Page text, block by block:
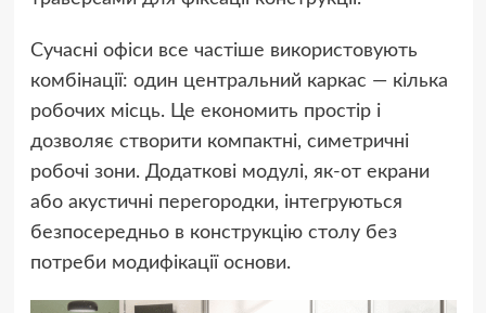
Сучасні офіси все частіше використовують
комбінації: один центральний каркас — кілька
робочих місць. Це економить простір і
дозволяє створити компактні, симетричні
робочі зони. Додаткові модулі, як-от екрани
або акустичні перегородки, інтегруються
безпосередньо в конструкцію столу без
потреби модифікації основи.